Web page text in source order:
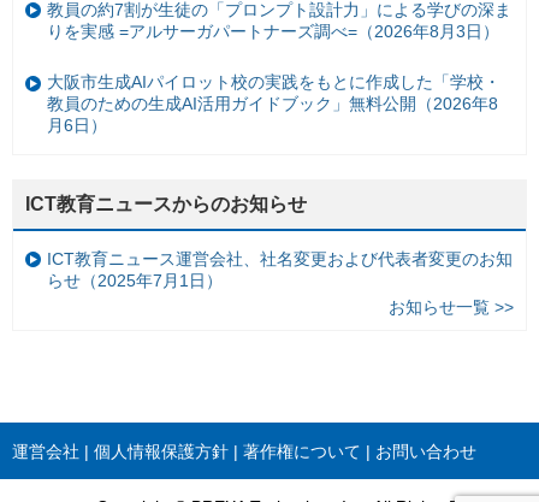
教員の約7割が生徒の「プロンプト設計力」による学びの深ま
りを実感 =アルサーガパートナーズ調べ=（2026年8月3日）
大阪市生成AIパイロット校の実践をもとに作成した「学校・
教員のための生成AI活用ガイドブック」無料公開（2026年8
月6日）
ICT教育ニュースからのお知らせ
ICT教育ニュース運営会社、社名変更および代表者変更のお知
らせ（2025年7月1日）
お知らせ一覧 >>
運営会社 個人情報保護方針 著作権について お問い合わせ